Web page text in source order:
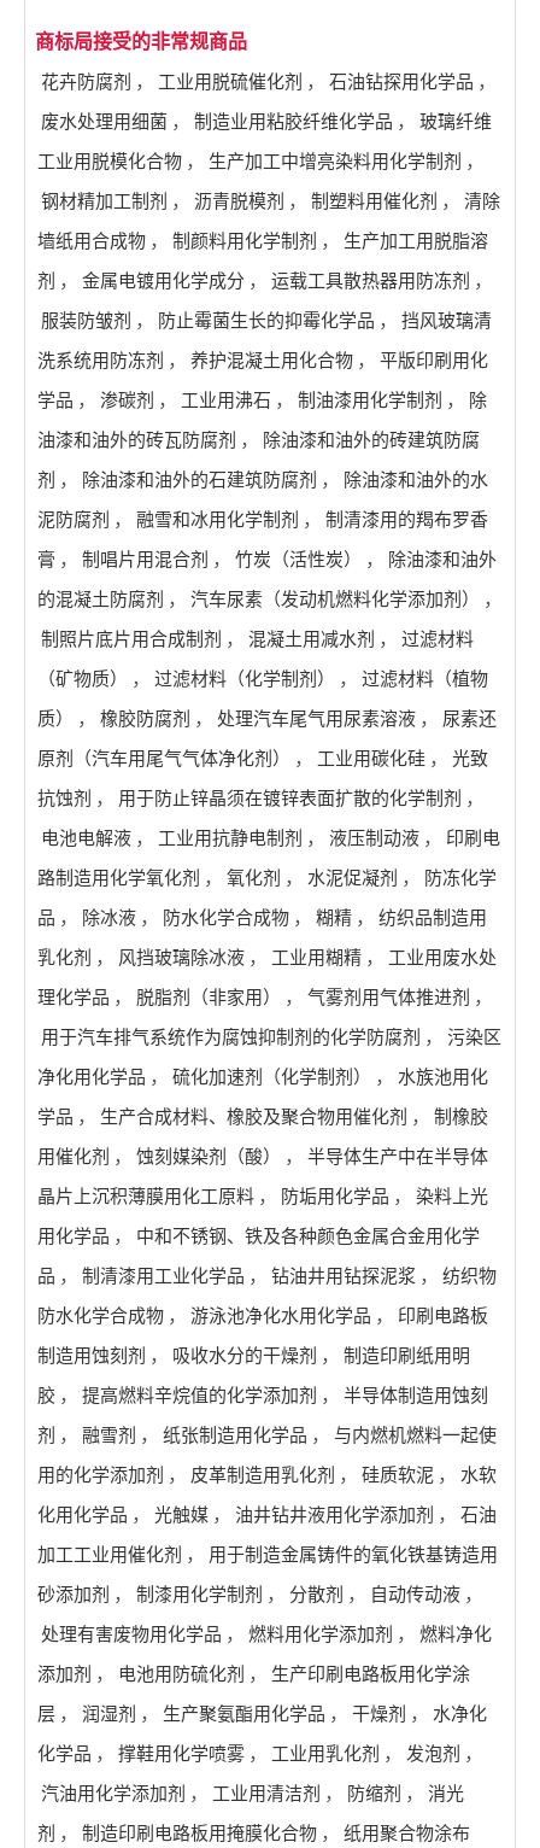
商标局接受的非常规商品
花卉防腐剂 ， 工业用脱硫催化剂 ， 石油钻探用化学品 ，
废水处理用细菌 ， 制造业用粘胶纤维化学品 ，
玻璃纤维
工业用脱模化合物 ， 生产加工中增亮染料用化学制剂 ，
钢材精加工制剂 ， 沥青脱模剂 ， 制塑料用催化剂 ，
清除
墙纸用合成物 ， 制颜料用化学制剂 ，
生产加工用脱脂溶
剂 ， 金属电镀用化学成分 ， 运载工具散热器用防冻剂 ，
服装防皱剂 ， 防止霉菌生长的抑霉化学品 ，
挡风玻璃清
洗系统用防冻剂 ， 养护混凝土用化合物 ，
平版印刷用化
学品 ， 渗碳剂 ， 工业用沸石 ， 制油漆用化学制剂 ，
除
油漆和油外的砖瓦防腐剂 ，
除油漆和油外的砖建筑防腐
剂 ， 除油漆和油外的石建筑防腐剂 ，
除油漆和油外的水
泥防腐剂 ， 融雪和冰用化学制剂 ，
制清漆用的羯布罗香
膏 ， 制唱片用混合剂 ， 竹炭（活性炭） ，
除油漆和油外
的混凝土防腐剂 ， 汽车尿素（发动机燃料化学添加剂）
，
制照片底片用合成制剂 ， 混凝土用减水剂 ，
过滤材料
（矿物质）
， 过滤材料（化学制剂） ，
过滤材料（植物
质）
， 橡胶防腐剂 ， 处理汽车尾气用尿素溶液 ，
尿素还
原剂（汽车用尾气气体净化剂）
， 工业用碳化硅 ，
光致
抗蚀剂 ， 用于防止锌晶须在镀锌表面扩散的化学制剂 ，
电池电解液 ， 工业用抗静电制剂 ， 液压制动液 ，
印刷电
路制造用化学氧化剂 ， 氧化剂 ， 水泥促凝剂 ，
防冻化学
品 ， 除冰液 ， 防水化学合成物 ， 糊精 ，
纺织品制造用
乳化剂 ， 风挡玻璃除冰液 ， 工业用糊精 ，
工业用废水处
理化学品 ， 脱脂剂（非家用） ， 气雾剂用气体推进剂 ，
用于汽车排气系统作为腐蚀抑制剂的化学防腐剂 ，
污染区
净化用化学品 ， 硫化加速剂（化学制剂） ，
水族池用化
学品 ， 生产合成材料、橡胶及聚合物用催化剂 ，
制橡胶
用催化剂 ， 蚀刻媒染剂（酸） ，
半导体生产中在半导体
晶片上沉积薄膜用化工原料 ， 防垢用化学品 ，
染料上光
用化学品 ，
中和不锈钢、铁及各种颜色金属合金用化学
品 ， 制清漆用工业化学品 ， 钻油井用钻探泥浆 ，
纺织物
防水化学合成物 ， 游泳池净化水用化学品 ，
印刷电路板
制造用蚀刻剂 ， 吸收水分的干燥剂 ，
制造印刷纸用明
胶 ， 提高燃料辛烷值的化学添加剂 ，
半导体制造用蚀刻
剂 ， 融雪剂 ， 纸张制造用化学品 ，
与内燃机燃料一起使
用的化学添加剂 ， 皮革制造用乳化剂 ， 硅质软泥 ，
水软
化用化学品 ， 光触媒 ， 油井钻井液用化学添加剂 ，
石油
加工工业用催化剂 ，
用于制造金属铸件的氧化铁基铸造用
砂添加剂 ， 制漆用化学制剂 ， 分散剂 ， 自动传动液 ，
处理有害废物用化学品 ， 燃料用化学添加剂 ，
燃料净化
添加剂 ， 电池用防硫化剂 ，
生产印刷电路板用化学涂
层 ， 润湿剂 ， 生产聚氨酯用化学品 ， 干燥剂 ，
水净化
化学品 ， 撑鞋用化学喷雾 ， 工业用乳化剂 ， 发泡剂 ，
汽油用化学添加剂 ， 工业用清洁剂 ， 防缩剂 ，
消光
剂 ， 制造印刷电路板用掩膜化合物 ，
纸用聚合物涂布